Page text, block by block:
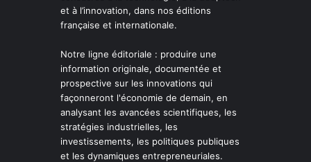
et à l’innovation, dans nos éditions
française et internationale.
Notre ligne éditoriale : produire une
information originale, documentée et
prospective sur les innovations qui
façonneront l'économie de demain, en
analysant les avancées scientifiques, les
stratégies industrielles, les
investissements, les politiques publiques
et les dynamiques entrepreneuriales.